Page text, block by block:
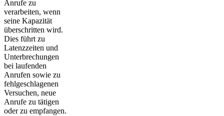
Anrufe zu
verarbeiten, wenn
seine Kapazität
überschritten wird.
Dies führt zu
Latenzzeiten und
Unterbrechungen
bei laufenden
Anrufen sowie zu
fehlgeschlagenen
Versuchen, neue
Anrufe zu tätigen
oder zu empfangen.